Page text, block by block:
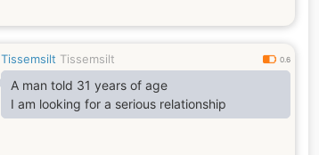
Tissemsilt Tissemsilt 0.6
A man told 31 years of age
I am looking for a serious relationship